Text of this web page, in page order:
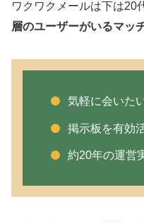
ワクワクメールは下は20
層のユーザーがいるマッ
気軽に会いた
掲示板を有効
約20年の運営